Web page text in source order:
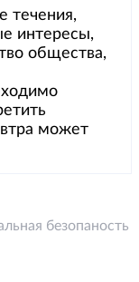
течения,
интересы,
общества,
может
безопаность